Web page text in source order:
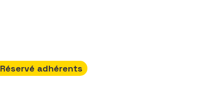
Réservé adhérents